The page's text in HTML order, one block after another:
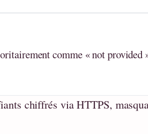
comme « not provided
chiffrés via HTTPS,